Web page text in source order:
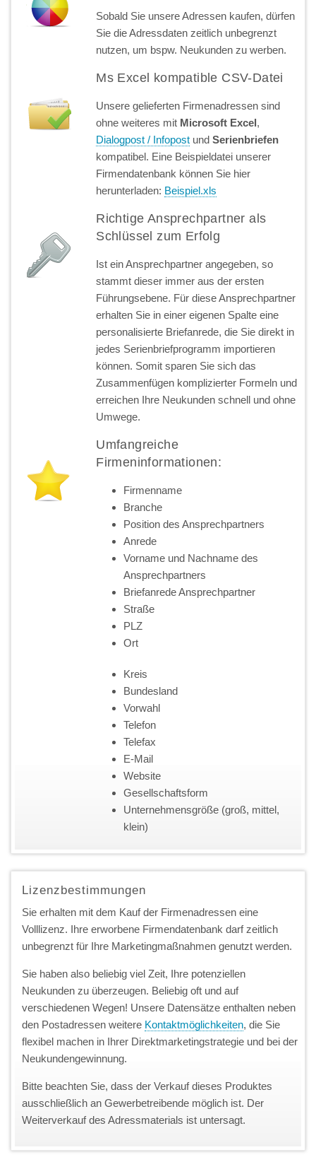
Sobald Sie unsere Adressen kaufen, dürfen
Sie die Adressdaten zeitlich unbegrenzt
nutzen, um bspw. Neukunden zu werben.
Ms Excel kompatible CSV-Datei
Unsere gelieferten Firmenadressen sind
ohne weiteres mit Microsoft Excel,
Dialogpost / Infopost undSerienbriefen
kompatibel. Eine Beispieldatei unserer
Firmendatenbank können Sie hier
herunterladen: Beispiel.xls
Richtige Ansprechpartner als
Schlüssel zum Erfolg
Ist ein Ansprechpartner angegeben, so
stammt dieser immer aus der ersten
Führungsebene. Für diese Ansprechpartner
erhalten Sie in einer eigenen Spalte eine
personalisierte Briefanrede, die Sie direkt in
jedes Serienbriefprogramm importieren
können. Somit sparen Sie sich das
Zusammenfügen komplizierter Formeln und
erreichen Ihre Neukunden schnell und ohne
Umwege.
Umfangreiche
Firmeninformationen:
Firmenname
Branche
Position des Ansprechpartners
Anrede
Vorname und Nachname des
Ansprechpartners
Briefanrede Ansprechpartner
Straße
PLZ
Ort
Kreis
Bundesland
Vorwahl
Telefon
Telefax
E-Mail
Website
Gesellschaftsform
Unternehmensgröße (groß, mittel,
klein)
Lizenzbestimmungen
Sie erhalten mit dem Kauf der Firmenadressen eine
Volllizenz. Ihre erworbene Firmendatenbank darf zeitlich
unbegrenzt für Ihre Marketingmaßnahmen genutzt werden.
Sie haben also beliebig viel Zeit, Ihre potenziellen
Neukunden zu überzeugen. Beliebig oft und auf
verschiedenen Wegen! Unsere Datensätze enthalten neben
den Postadressen weitere Kontaktmöglichkeiten, die Sie
flexibel machen in Ihrer Direktmarketingstrategie und bei der
Neukundengewinnung.
Bitte beachten Sie, dass der Verkauf dieses Produktes
ausschließlich an Gewerbetreibende möglich ist. Der
Weiterverkauf des Adressmaterials ist untersagt.